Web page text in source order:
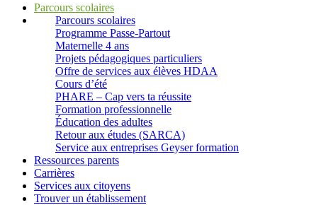
Parcours scolaires
Parcours scolaires
Programme Passe-Partout
Maternelle 4 ans
Projets pédagogiques particuliers
Offre de services aux élèves HDAA
Cours d’été
PHARE – Cap vers ta réussite
Formation professionnelle
Éducation des adultes
Retour aux études (SARCA)
Service aux entreprises Geyser formation
Ressources parents
Carrières
Services aux citoyens
Trouver un établissement